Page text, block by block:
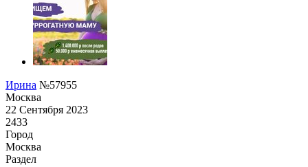
Ирина №57955
Москва
22 Сентября 2023
2433
Город
Москва
Раздел